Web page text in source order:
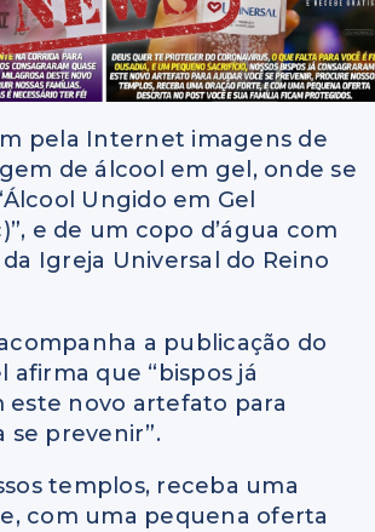
pela Internet imagens de
de álcool em gel, onde se
Ungido em Gel
e de um copo d’água com
Igreja Universal do Reino
a publicação do
afirma que “bispos já
este novo artefato para
se prevenir”.
templos, receba uma
com uma pequena oferta